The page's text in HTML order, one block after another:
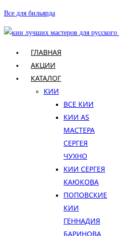
Перейти
к
содержимому
Все для бильярда
ГЛАВНАЯ
АКЦИИ
КАТАЛОГ
КИИ
ВСЕ КИИ
КИИ AS
МАСТЕРА
СЕРГЕЯ
ЧУХНО
КИИ СЕРГЕЯ
КАЮКОВА
ПОПОВСКИЕ
КИИ
ГЕННАДИЯ
БАРИНОВА